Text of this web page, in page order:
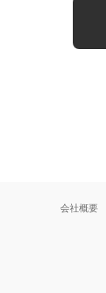
会社概要